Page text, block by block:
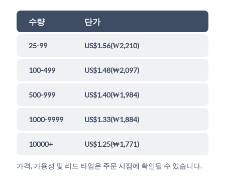
수량 단가
25-99 US$1.56(₩2,210)
100-499 US$1.48(₩2,097)
500-999 US$1.40(₩1,984)
1000-9999 US$1.33(₩1,884)
10000+ US$1.25(₩1,771)
가격, 가용성 및 리드 타임은 주문 시점에 확인될 수 있습니다.